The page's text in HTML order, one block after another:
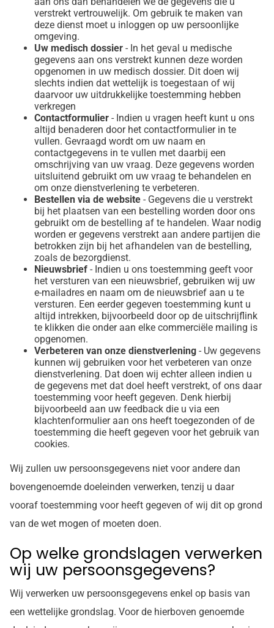
verstrekt vertrouwelijk. Om gebruik te maken van
deze dienst moet u inloggen op uw persoonlijke
omgeving.
Uw medisch dossier - In het geval u medische
gegevens aan ons verstrekt kunnen deze worden
opgenomen in uw medisch dossier. Dit doen wij
slechts indien dat wettelijk is toegestaan of wij
daarvoor uw uitdrukkelijke toestemming hebben
verkregen
Contactformulier - Indien u vragen heeft kunt u ons
altijd benaderen door het contactformulier in te
vullen. Gevraagd wordt om uw naam en
contactgegevens in te vullen met daarbij een
omschrijving van uw vraag. Deze gegevens worden
uitsluitend gebruikt om uw vraag te behandelen en
om onze dienstverlening te verbeteren.
Bestellen via de website - Gegevens die u verstrekt
bij het plaatsen van een bestelling worden door ons
gebruikt om de bestelling af te handelen. Waar nodig
worden er gegevens verstrekt aan andere partijen die
betrokken zijn bij het afhandelen van de bestelling,
zoals de bezorgdienst.
Nieuwsbrief - Indien u ons toestemming geeft voor
het versturen van een nieuwsbrief, gebruiken wij uw
e-mailadres en naam om de nieuwsbrief aan u te
versturen. Een eerder gegeven toestemming kunt u
altijd intrekken, bijvoorbeeld door op de uitschrijflink
te klikken die onder aan elke commerciële mailing is
opgenomen.
Verbeteren van onze dienstverlening - Uw gegevens
kunnen wij gebruiken voor het verbeteren van onze
dienstverlening. Dat doen wij echter alleen indien u
de gegevens met dat doel heeft verstrekt, of ons daar
toestemming voor heeft gegeven. Denk hierbij
bijvoorbeeld aan uw feedback die u via een
klachtenformulier aan ons heeft toegezonden of de
toestemming die heeft gegeven voor het gebruik van
cookies.
Wij zullen uw persoonsgegevens niet voor andere dan
bovengenoemde doeleinden verwerken, tenzij u daar
vooraf toestemming voor heeft gegeven of wij dit op grond
van de wet mogen of moeten doen.
Op welke grondslagen verwerken
wij uw persoonsgegevens?
Wij verwerken uw persoonsgegevens enkel op basis van
een wettelijke grondslag. Voor de hierboven genoemde